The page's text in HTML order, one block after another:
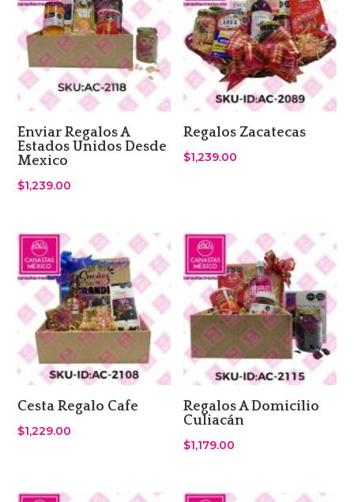
Enviar Regalos A
Estados Unidos Desde
Mexico
$1,239.00
Regalos Zacatecas
$1,239.00
Cesta Regalo Cafe
$1,229.00
Regalos A Domicilio
Culiacán
$1,179.00